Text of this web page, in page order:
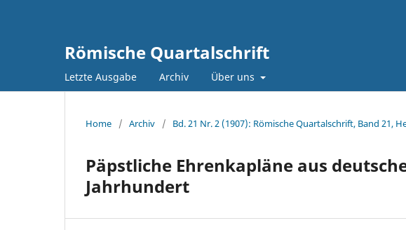
Römische Quartalschrift
Letzte Ausgabe Archiv Über uns
Home / Archiv / Bd. 21 Nr. 2 (1907): Römische Quartalschrift, Band 21,
Päpstliche Ehrenkapläne aus
Jahrhundert